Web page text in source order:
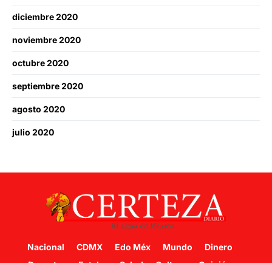
diciembre 2020
noviembre 2020
octubre 2020
septiembre 2020
agosto 2020
julio 2020
Nacional CDMX Edo Méx Mundo
Dinero